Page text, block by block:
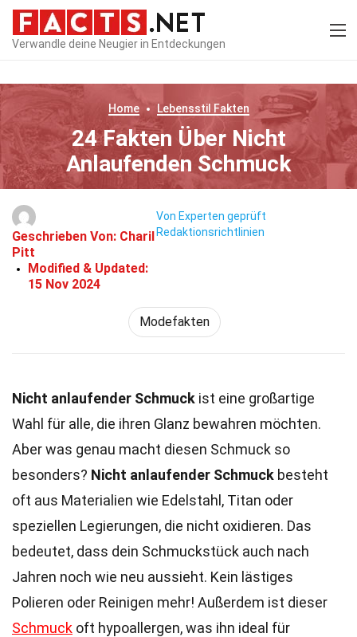
Verwandle deine Neugier in Entdeckungen
Home Lebensstil Fakten
24 Fakten Über Nicht
Anlaufenden Schmuck
Geschrieben Von: Charil
Pitt
Modified & Updated:
15 Nov 2024
Von Experten geprüft
Redaktionsrichtlinien
Modefakten
Nicht anlaufender Schmuck ist eine großartige
Wahl für alle, die ihren Glanz bewahren möchten.
Aber was genau macht diesen Schmuck so
besonders? Nicht anlaufender Schmuck besteht
oft aus Materialien wie Edelstahl, Titan oder
speziellen Legierungen, die nicht oxidieren. Das
bedeutet, dass dein Schmuckstück auch nach
Jahren noch wie neu aussieht. Kein lästiges
Polieren oder Reinigen mehr! Außerdem ist dieser
Schmuck oft hypoallergen, was ihn ideal für